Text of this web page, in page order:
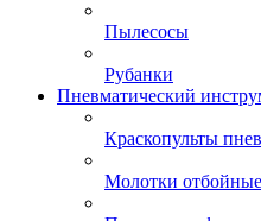
Пылесосы
Рубанки
Пневматический
Краскопульты
Молотки